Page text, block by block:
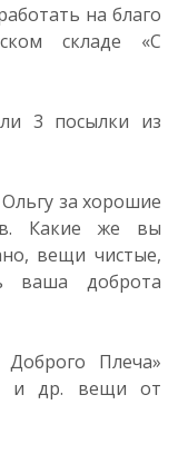
на благо
складе «С
3 посылки из
за хорошие
Какие же вы
вещи чистые,
ваша доброта
Плеча»
и др. вещи от